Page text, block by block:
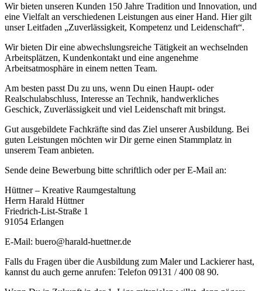
Wir bieten unseren Kunden 150 Jahre Tradition und Innovation, und
eine Vielfalt an verschiedenen Leistungen aus einer Hand. Hier gilt
unser Leitfaden „Zuverlässigkeit, Kompetenz und Leidenschaft“.
Wir bieten Dir eine abwechslungsreiche Tätigkeit an wechselnden
Arbeitsplätzen, Kundenkontakt und eine angenehme
Arbeitsatmosphäre in einem netten Team.
Am besten passt Du zu uns, wenn Du einen Haupt- oder
Realschulabschluss, Interesse an Technik, handwerkliches
Geschick, Zuverlässigkeit und viel Leidenschaft mit bringst.
Gut ausgebildete Fachkräfte sind das Ziel unserer Ausbildung. Bei
guten Leistungen möchten wir Dir gerne einen Stammplatz in
unserem Team anbieten.
Sende deine Bewerbung bitte schriftlich oder per E-Mail an:
Hüttner – Kreative Raumgestaltung
Herrn Harald Hüttner
Friedrich-List-Straße 1
91054 Erlangen
E-Mail: buero@harald-huettner.de
Falls du Fragen über die Ausbildung zum Maler und Lackierer hast,
kannst du auch gerne anrufen: Telefon 09131 / 400 08 90.